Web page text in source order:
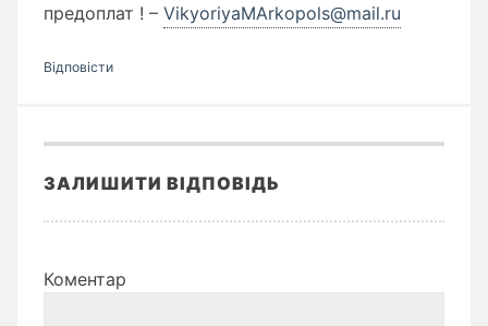
предоплат ! – VikyoriyaMArkopols@mail.ru
Відповіcти
ЗАЛИШИТИ ВІДПОВІДЬ
Коментар